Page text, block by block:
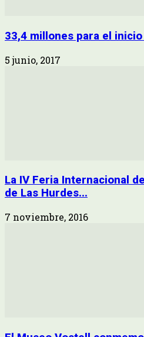
33,4 millones para el
5 junio, 2017
La IV Feria Internacional
de Las Hurdes...
7 noviembre, 2016